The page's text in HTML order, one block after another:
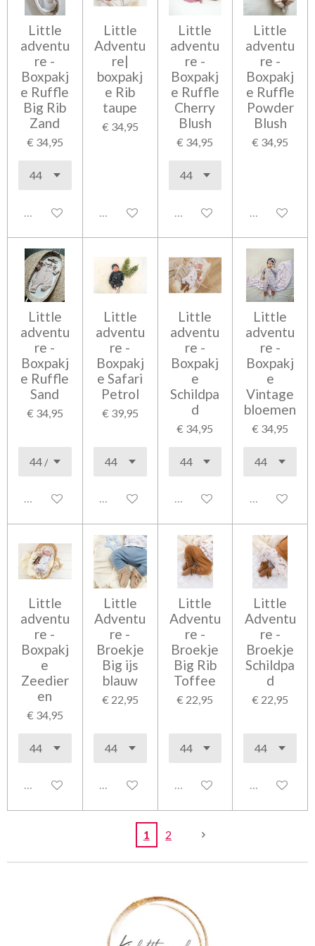
Little
adventu
re -
Boxpakj
e Ruffle
Big Rib
Zand
€ 34,95
Uitgeschakeld
Little
Adventu
re|
boxpakj
e Rib
taupe
€ 34,95
Uitgeschakeld
Little
adventu
re -
Boxpakj
e Ruffle
Cherry
Blush
€ 34,95
Uitgeschakeld
Little
adventu
re -
Boxpakj
e Ruffle
Powder
Blush
€ 34,95
Little
adventu
re -
Boxpakj
e Ruffle
Sand
€ 34,95
Uitgeschakeld
Little
adventu
re -
Boxpakj
e Safari
Petrol
€ 39,95
Uitgeschakeld
Little
adventu
re -
Boxpakj
e
Schildpa
d
€ 34,95
Uitgeschakeld
Little
adventu
re -
Boxpakj
e
Vintage
bloemen
€ 34,95
Little
adventu
re -
Boxpakj
e
Zeedier
en
€ 34,95
Uitgeschakeld
Little
Adventu
re -
Broekje
Big ijs
blauw
€ 22,95
Uitgeschakeld
Little
Adventu
re -
Broekje
Big Rib
Toffee
€ 22,95
Uitgeschakeld
Little
Adventu
re -
Broekje
Schildpa
d
€ 22,95
1 2